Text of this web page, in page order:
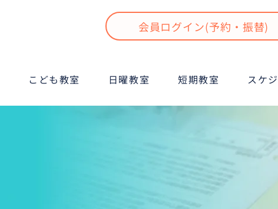
こども教室 日曜教室 短期教室 スケ
会員ログイン(予約・振替)